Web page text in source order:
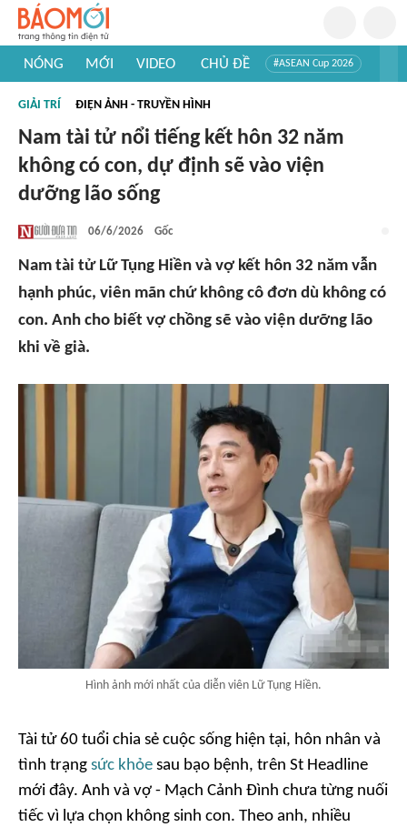
NÓNG MỚI VIDEO CHỦ ĐỀ #ASEAN Cup 2026
#Khám phá thế giới
GIẢI TRÍ ĐIỆN ẢNH - TRUYỀN HÌNH
Nam tài tử nổi tiếng kết hôn 32 năm
không có con, dự định sẽ vào viện
dưỡng lão sống
06/6/2026 Gốc
Nam tài tử Lữ Tụng Hiền và vợ kết hôn 32 năm vẫn
hạnh phúc, viên mãn chứ không cô đơn dù không có
con. Anh cho biết vợ chồng sẽ vào viện dưỡng lão
khi về già.
Hình ảnh mới nhất của diễn viên Lữ Tụng Hiền.
Tài tử 60 tuổi chia sẻ cuộc sống hiện tại, hôn nhân và
tình trạng sức khỏe sau bạo bệnh, trên St Headline
mới đây. Anh và vợ - Mạch Cảnh Đình chưa từng nuối
tiếc vì lựa chọn không sinh con. Theo anh, nhiều